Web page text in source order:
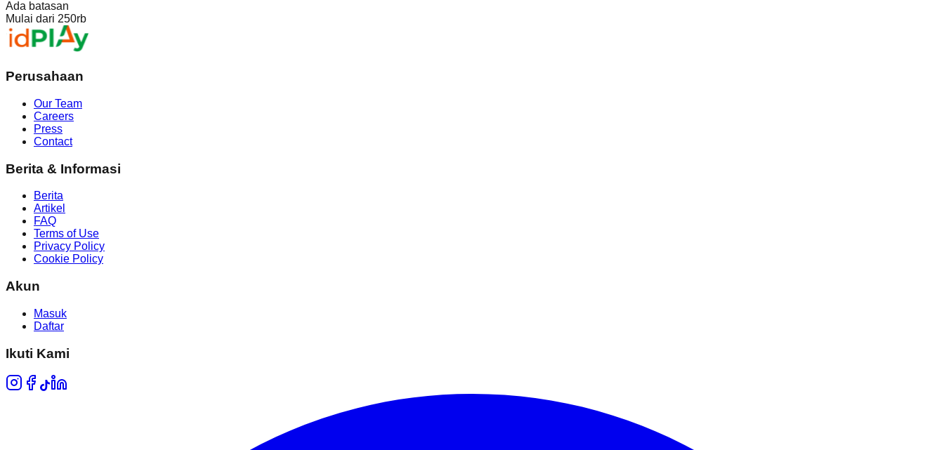
Ada batasan
Mulai dari 250rb
Perusahaan
Our Team
Careers
Press
Contact
Berita & Informasi
Berita
Artikel
FAQ
Terms of Use
Privacy Policy
Cookie Policy
Akun
Masuk
Daftar
Ikuti Kami